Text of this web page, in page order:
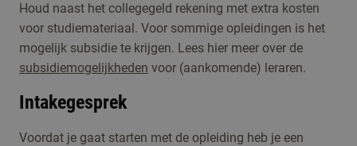
Houd naast het collegegeld rekening met extra kosten
voor studiemateriaal. Voor sommige opleidingen is het
mogelijk subsidie te krijgen. Lees hier meer over de
subsidiemogelijkheden voor (aankomende) leraren.
Intakegesprek
Voordat je gaat starten met de opleiding heb je een